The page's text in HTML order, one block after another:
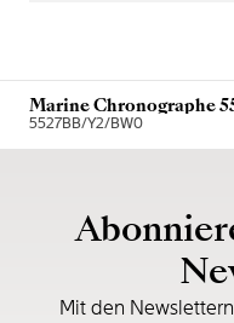
Marine Chronographe
5527BB/Y2/BW0
Mit den